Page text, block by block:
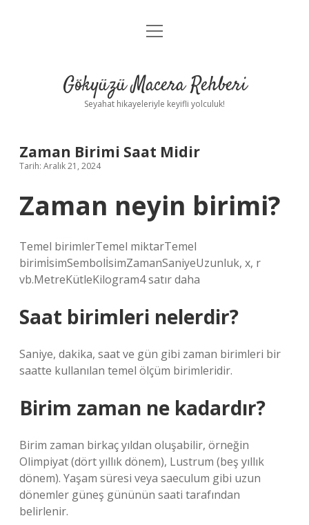
Anasayfa
Yasal Uyarı
menüyü
Gökyüzü Macera Rehberi
Seyahat hikayeleriyle keyifli yolculuk!
Zaman Birimi Saat Midir
Tarih: Aralık 21, 2024
Zaman neyin birimi?
Temel birimlerTemel miktarTemel
birimİsimSembolİsimZamanSaniyeUzunluk, x, r
vb.MetreKütleKilogram4 satır daha
Saat birimleri nelerdir?
Saniye, dakika, saat ve gün gibi zaman birimleri bir
saatte kullanılan temel ölçüm birimleridir.
Birim zaman ne kadardır?
Birim zaman birkaç yıldan oluşabilir, örneğin
Olimpiyat (dört yıllık dönem), Lustrum (beş yıllık
dönem). Yaşam süresi veya saeculum gibi uzun
dönemler güneş gününün saati tarafından
belirlenir.